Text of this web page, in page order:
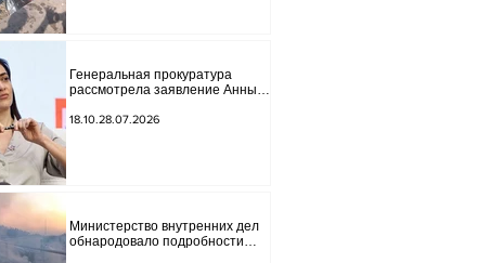
Генеральная прокуратура
рассмотрела заявление Анны
18.10.28.07.2026
Министерство внутренних дел
обнародовало подробности